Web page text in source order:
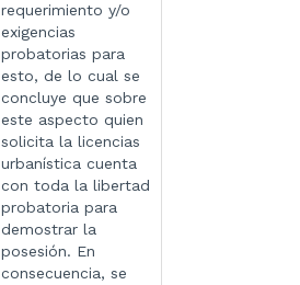
requerimiento y/o
exigencias
probatorias para
esto, de lo cual se
concluye que sobre
este aspecto quien
solicita la licencias
urbanística cuenta
con toda la libertad
probatoria para
demostrar la
posesión. En
consecuencia, se